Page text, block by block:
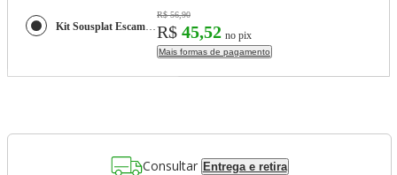
Kit Sousplat Escamas Douradas Mesa Posta 33cm 2 Lugares
R$ 56,90
R$ 45,52 no pix
Mais formas de pagamento
Consultar Entrega e retira